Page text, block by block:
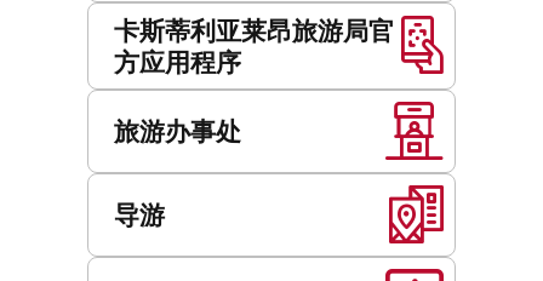
卡斯蒂利亚莱昂旅游局官
方应用程序
旅游办事处
导游